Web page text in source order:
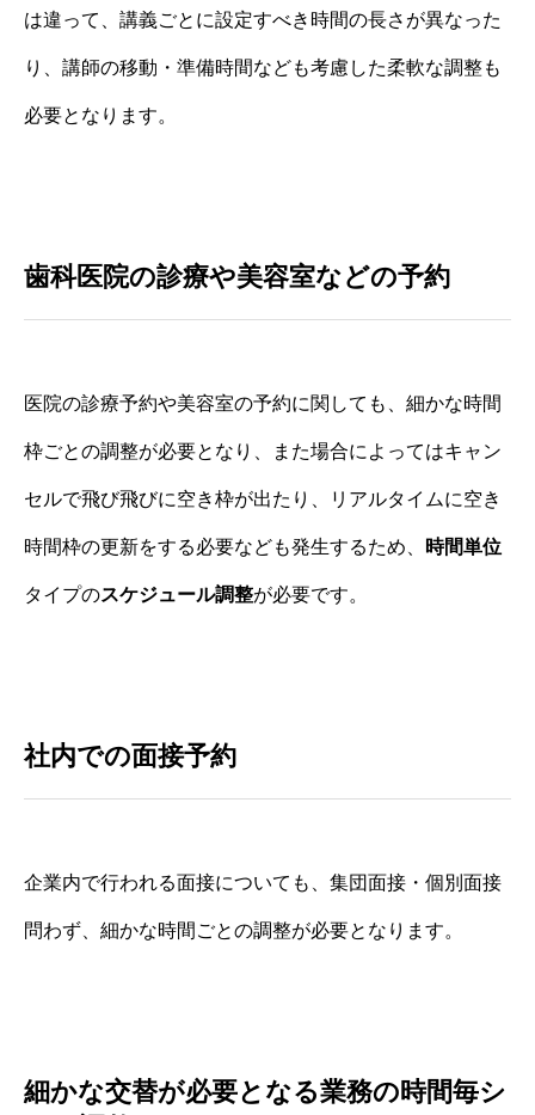
は違って、講義ごとに設定すべき時間の長さが異なった
り、講師の移動・準備時間なども考慮した柔軟な調整も
必要となります。
歯科医院の診療や美容室などの予約
医院の診療予約や美容室の予約に関しても、細かな時間
枠ごとの調整が必要となり、また場合によってはキャン
セルで飛び飛びに空き枠が出たり、リアルタイムに空き
時間枠の更新をする必要なども発生するため、 時間単位
タイプのスケジュール調整が必要です。
社内での面接予約
企業内で行われる面接についても、集団面接・個別面接
問わず、細かな時間ごとの調整が必要となります。
細かな交替が必要となる業務の時間毎シ